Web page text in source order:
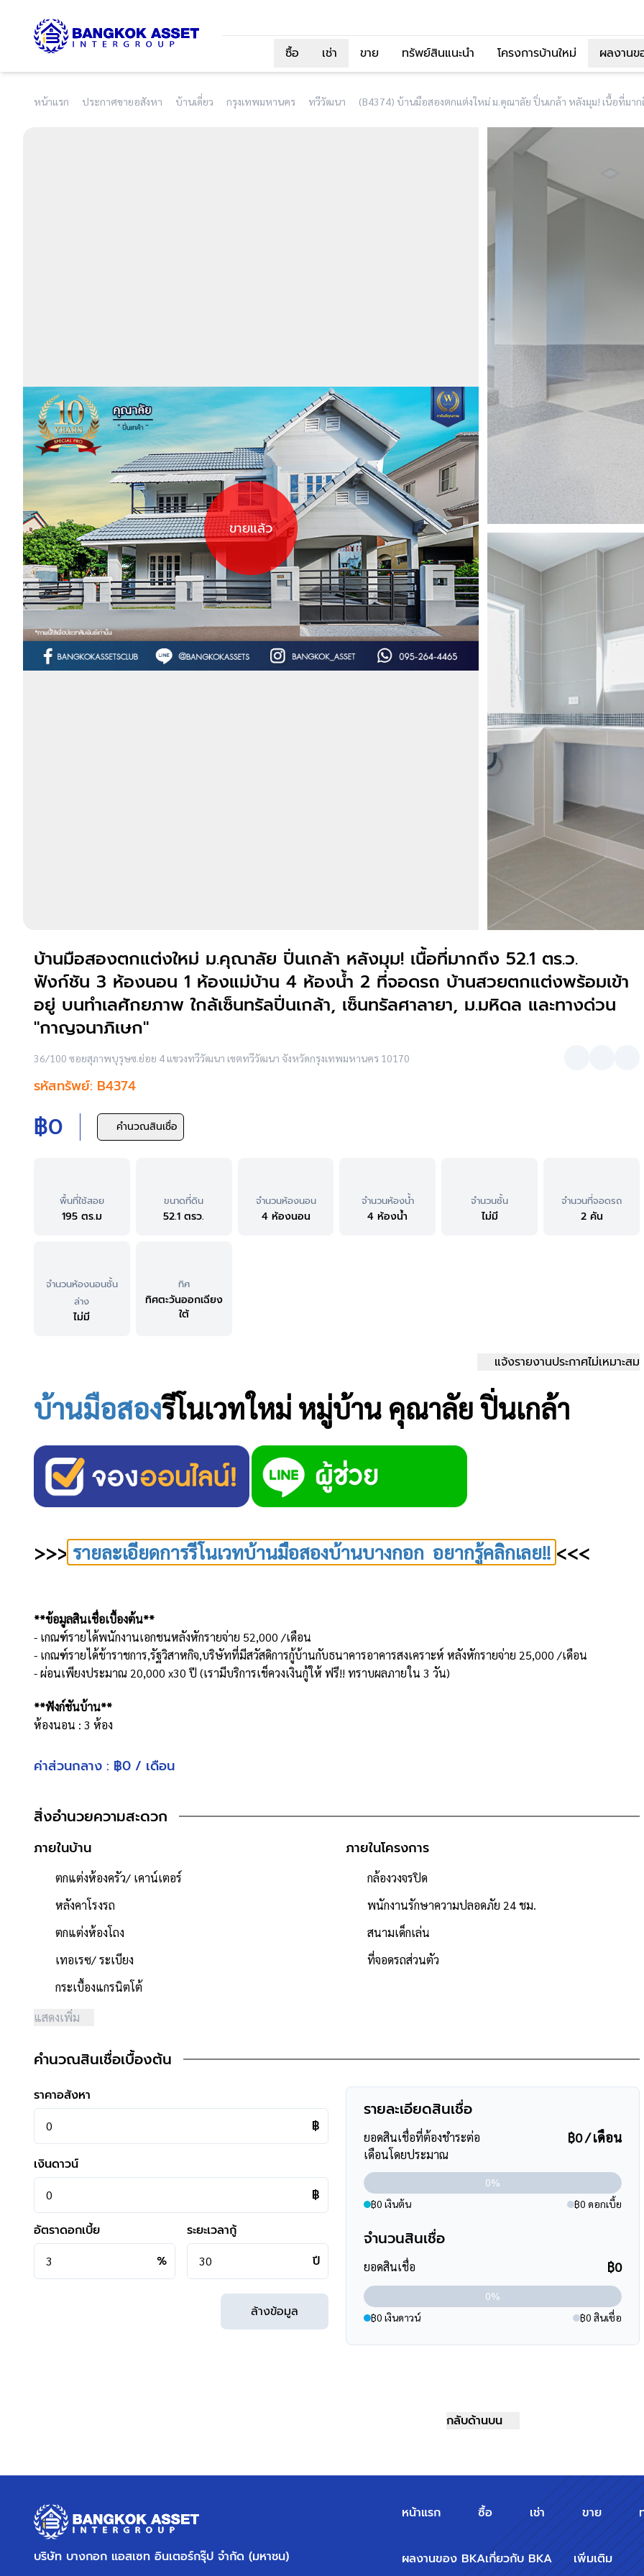
ซื้อ เช่า ขาย ทรัพย์สินแนะนำ โครงการบ้านใหม่ ผลงาน
หน้าแรก ประกาศขายอสังหา บ้านเดี่ยว กรุงเทพมหานคร ทวีวัฒนา
ขายแล้ว
บ้านมือสองตกแต่งใหม่ ม.คุณาลัย ปิ่นเกล้า หลังมุม! เนื้อที่มากถึง 52.1 ตร.ว.
ฟังก์ชัน 3 ห้องนอน 1 ห้องแม่บ้าน 4 ห้องน้ำ 2 ที่จอดรถ บ้านสวยตกแต่งพร้อมเข้า
อยู่ บนทำเลศักยภาพ ใกล้เซ็นทรัลปิ่นเกล้า, เซ็นทรัลศาลายา, ม.มหิดล และทางด่วน
"กาญจนาภิเษก"
36/100 ซอยสุภาพบุรุษซ.ย่อย 4 แขวงทวีวัฒนา เขตทวีวัฒนา จังหวัดกรุงเทพมหานคร 10170
รหัสทรัพย์: B4374
฿0 คำนวณสินเชื่อ
พื้นที่ใช้สอย
195 ตร.ม
ขนาดที่ดิน
52.1 ตรว.
จำนวนห้องนอน
4 ห้องนอน
จำนวนห้องน้ำ
4 ห้องน้ำ
จำนวนชั้น
ไม่มี
จำนวนที่จอดรถ
2 คัน
จำนวนห้องนอนชั้น
ล่าง
ไม่มี
ทิศ
ทิศตะวันออกเฉียง
ใต้
แจ้งรายงานประกาศไม่เหมาะสม
บ้านมือสองรีโนเวทใหม่ หมู่บ้าน คุณาลัย ปิ่นเกล้า
>>> รายละเอียดการรีโนเวทบ้านมือสองบ้านบางกอก อยากรู้คลิกเลย!! <<<
**ข้อมูลสินเชื่อเบื้องต้น**
- เกณฑ์รายได้พนักงานเอกชนหลังหักรายจ่าย 52,000 /เดือน
- เกณฑ์รายได้ข้าราชการ,รัฐวิสาหกิจ,บริษัทที่มีสวัสดิการกู้บ้านกับธนาคารอาคารสงเคราะห์ หลังหักรายจ่าย 25,000 /เดือน
- ผ่อนเพียงประมาณ 20,000 x30 ปี (เรามีบริการเช็ควงเงินกู้ให้ ฟรี!! ทราบผลภายใน 3 วัน)
**ฟังก์ชันบ้าน**
ห้องนอน : 3 ห้อง
ห้องแม่บ้าน : 1 ห้อง
เนื้อที่ 52.1 ตารางวา
- หน้าบ้านหันไปทาง "ทิศตะวันออกเฉียงใต้"
- น้ำประปา ไฟฟ้าพร้อมเข้าอยู่
- ค่าใช้จ่ายส่วนกลางนิติบุคคล 400 บาท/เดือน
- โครงการได้รับการจัดสรรอย่างถูกต้อง ,โครงการจำนวนรวม 157 หลัง
- โครงการตั้งอยู่บนถนนสายหลัก ได้แก่ถนน พุทธมณฑล สาย4
- ถนนโครงการกว้าง 10 เมตร
- มีระบบรักษาความปลอดภัย, มีกล้องวงจรปิด
- สภาพแวดล้อมดี สะอาด
- ใกล้ห้างสรรพสินค้าเซ็นทรัลปิ่นเกล้า, เซ็นทรัลศาลายา
- ใกล้โรงพยาบาลธนบุรี2, โรงพยาบาลกาญจนาภิเษก
- ใกล้ทุกธนาคาร
**การเดินทาง**
- หน้าโครงการติดถนนใหญ่ พุทธมณฑล สาย4
- เข้า-ออกได้หลายเส้นทาง ได้แก่ ถนนพุทธมณฑลสาย3, ถนนบรมราชชนนี, ถนนอุทยาน, ถนนอักษะ, ถนนพุทธมณฑลสาย2
- ใกล้จุดขึ้นทางด่วน "กาญจนาภิเษก"
เรามีบริการด้านสินเชื่อ ติดต่อได้กับทุกธนาคาร สามารถกู้ได้วงเงินสูงสุดถึง 90-110 % ที่สำคัญคือ ฟรีค่ะ
>>>
แล้วทำไมต้องซื้อบ้านมือสองรีโนเวทกับเรา "บ้านบางกอก" ?? อยากรู้
คลิก<<<
ค่าส่วนกลาง : ฿0 / เดือน
สิ่งอำนวยความสะดวก
ภายในบ้าน
ตกแต่งห้องครัว/ เคาน์เตอร์
หลังคาโรงรถ
ตกแต่งห้องโถง
เทอเรซ/ ระเบียง
กระเบื้องแกรนิตโต้
แสดงเพิ่ม
ภายในโครงการ
กล้องวงจรปิด
พนักงานรักษาความปลอดภัย 24 ชม.
สนามเด็กเล่น
ที่จอดรถส่วนตัว
คำนวณสินเชื่อเบื้องต้น
ราคาอสังหา
฿
เงินดาวน์
฿
อัตราดอกเบี้ย
%
ระยะเวลากู้
ปี
ล้างข้อมูล
รายละเอียดสินเชื่อ
ยอดสินเชื่อที่ต้องชำระต่อ
เดือนโดยประมาณ
฿0 / เดือน
0%
฿0 เงินต้น
฿0 ดอกเบี้ย
จำนวนสินเชื่อ
ยอดสินเชื่อ ฿0
0%
฿0 เงินดาวน์
฿0 สินเชื่อ
กลับด้านบน
บริษัท บางกอก แอสเซท อินเตอร์กรุ๊ป จำกัด (มหาชน)
หน้าแรก ซื้อ เช่า ขาย
ผลงานของ BKAเกี่ยวกับ BKA เพิ่มเติม